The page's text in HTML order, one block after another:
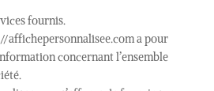
fournis.
affichepersonnalisee.com a pour
concernant l’ensemble